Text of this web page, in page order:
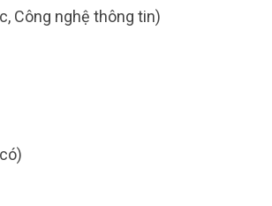
Công nghệ thông tin)